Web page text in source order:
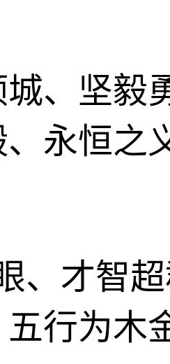
、坚毅
永恒之
、才智
行为木